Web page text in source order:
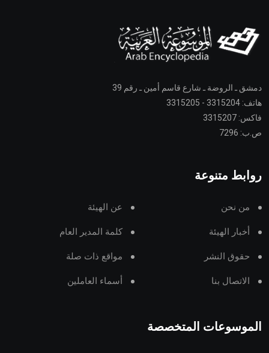
دمشق ـ الروضة ـ شارع قاسم أمين ـ رقم 39
هاتف: 3315204 - 3315205
فاكس: 3315207
ص.ب: 7296
روابط متنوعة
من نحن عن الهيئة
أخبار الهيئة كلمة المدير العام
حقوق النشر مواقع ذات صلة
الاتصال بنا أسماء العاملين
الموسوعات المتخصصة